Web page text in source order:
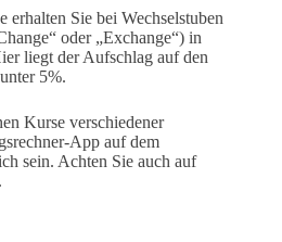
erhalten Sie bei Wechselstuben
oder „Exchange“) in
liegt der Aufschlag auf den
5%.
Kurse verschiedener
App auf dem
sein. Achten Sie auch auf